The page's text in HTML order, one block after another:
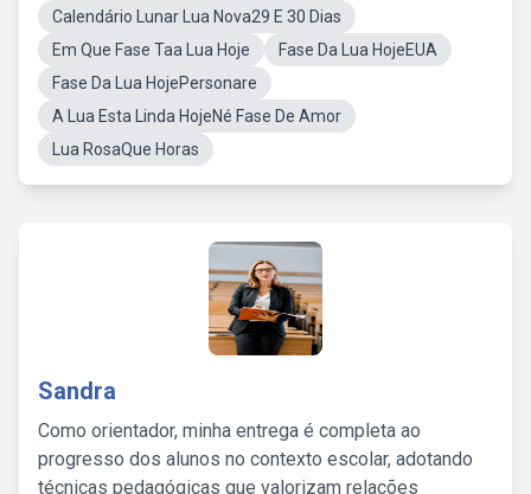
Calendário Lunar Lua Nova29 E 30 Dias
Em Que Fase Taa Lua Hoje
Fase Da Lua HojeEUA
Fase Da Lua HojePersonare
A Lua Esta Linda HojeNé Fase De Amor
Lua RosaQue Horas
Sandra
Como orientador, minha entrega é completa ao
progresso dos alunos no contexto escolar, adotando
técnicas pedagógicas que valorizam relações